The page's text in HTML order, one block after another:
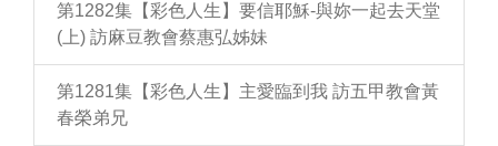
第1282集【彩色人生】要信耶穌-與妳一起去天堂
(上) 訪麻豆教會蔡惠弘姊妹
第1281集【彩色人生】主愛臨到我 訪五甲教會黃
春榮弟兄